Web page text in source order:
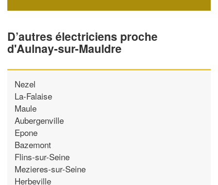
D’autres électriciens proche
d'Aulnay-sur-Mauldre
Nezel
La-Falaise
Maule
Aubergenville
Epone
Bazemont
Flins-sur-Seine
Mezieres-sur-Seine
Herbeville